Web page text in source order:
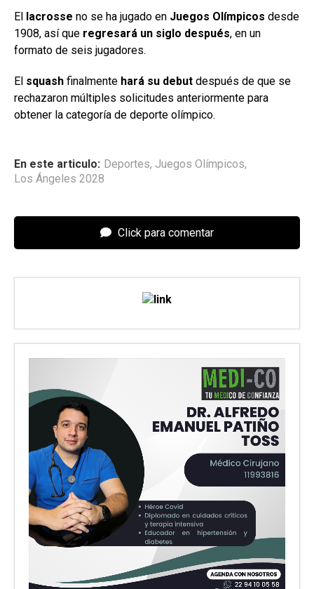
El lacrosse no se ha jugado en Juegos Olímpicos desde
1908, así que regresará un siglo después, en un
formato de seis jugadores.
El squash finalmente hará su debut después de que se
rechazaron múltiples solicitudes anteriormente para
obtener la categoría de deporte olímpico.
En este articulo: Deportes, Juegos Olímpicos,
Los Ángeles 2028
Click para comentar